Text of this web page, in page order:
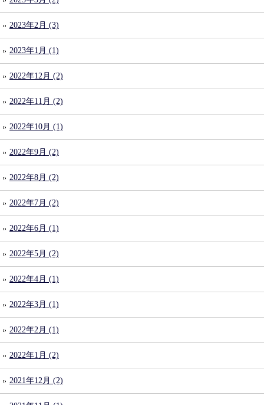
2023年2月 (3)
2023年1月 (1)
2022年12月 (2)
2022年11月 (2)
2022年10月 (1)
2022年9月 (2)
2022年8月 (2)
2022年7月 (2)
2022年6月 (1)
2022年5月 (2)
2022年4月 (1)
2022年3月 (1)
2022年2月 (1)
2022年1月 (2)
2021年12月 (2)